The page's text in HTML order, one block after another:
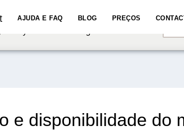
you might be speaking a different
AJUDA E FAQ BLOG PREÇOS
e disponibilidade do